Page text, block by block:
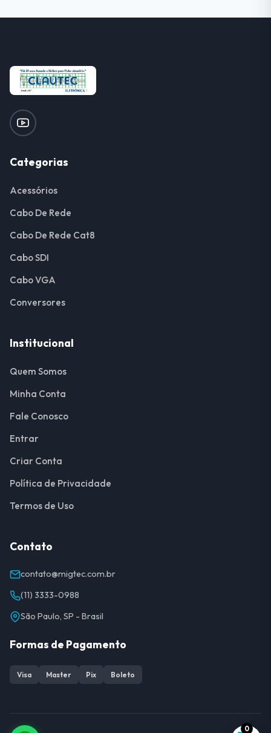
Categorias
Acessórios
Cabo De Rede
Cabo De Rede Cat8
Cabo SDI
Cabo VGA
Conversores
Institucional
Quem Somos
Minha Conta
Fale Conosco
Entrar
Criar Conta
Política de Privacidade
Termos de Uso
Contato
contato@migtec.com.br
(11) 3333-0988
São Paulo, SP - Brasil
Formas de Pagamento
Visa Master Pix Boleto
0